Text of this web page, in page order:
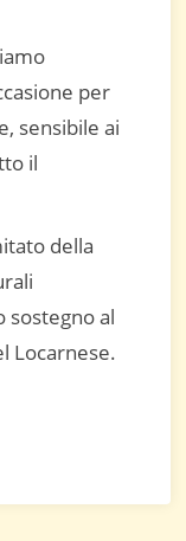
per
sensibile ai
il
della
sostegno al
Locarnese.